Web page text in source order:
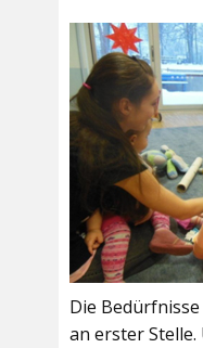
Die
an erster Stelle.